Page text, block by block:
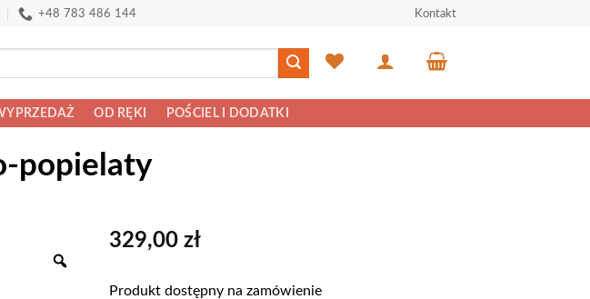
+48 783 486 144 Kontakt
OD RĘKI POŚCIEL I DODATKI
popielaty
329,00 zł
Produkt dostępny na zamówienie